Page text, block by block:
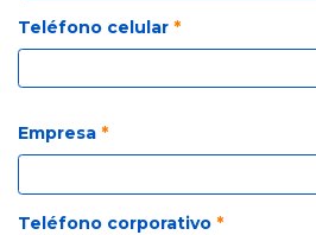
Teléfono celular *
Empresa *
Teléfono corporativo *